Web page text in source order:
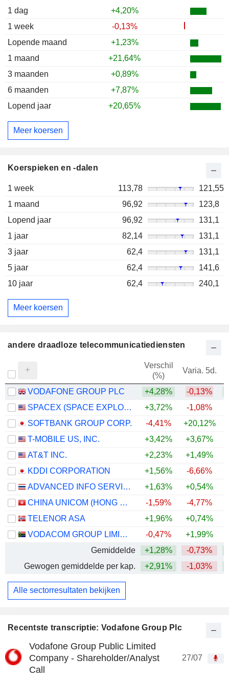
Recentste transcriptie: Vodafone Group Plc
Vodafone Group Public Limited
Company - Shareholder/Analyst
Call
27/07
1 dag
+4,20%
1 week
-0,13%
Lopende maand
+1,23%
1 maand
+21,64%
3 maanden
+0,89%
6 maanden
+7,87%
Lopend jaar
+20,65%
Meer koersen
Koerspieken en -dalen
1 week 113,78
121,55
1 maand
96,92
123,8
Lopend jaar
96,92
131,1
1 jaar
82,14
131,1
3 jaar
62,4
131,1
5 jaar
62,4
141,6
10 jaar
62,4 240,1
Meer koersen
andere draadloze telecommunicatiediensten
Verschil
(%)
Varia. 5d.
VODAFONE GROUP PLC +4,28% -0,13%
SPACEX (SPACE EXPLORATION TECHNOLOGIES)
+3,72%
-1,08%
SOFTBANK GROUP CORP.
-4,41% +20,12%
T-MOBILE US, INC.
+3,42% +3,67%
AT&T INC.
+2,23% +1,49%
KDDI CORPORATION
+1,56% -6,66%
ADVANCED INFO SERVICE
+1,63% +0,54%
CHINA UNICOM (HONG KONG) LIMITED
-1,59% -4,77%
TELENOR ASA
+1,96% +0,74%
VODACOM GROUP LIMITED
-0,47% +1,99%
Gemiddelde
+1,28% -0,73%
Gewogen gemiddelde per kap.
+2,91% -1,03%
Alle sectorresultaten bekijken